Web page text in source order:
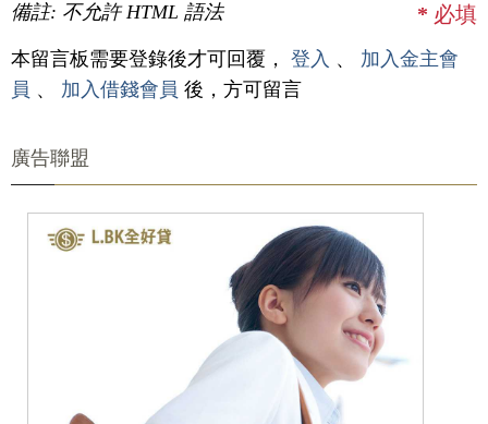
備註: 不允許 HTML 語法 * 必填
本留言板需要登錄後才可回覆， 登入 、 加入金主會
員 、 加入借錢會員 後，方可留言
廣告聯盟